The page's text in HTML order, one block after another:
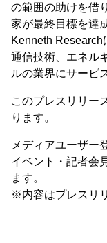
の範囲の助けを借
家が最終目標を達
Kenneth
通信技術、エネル
ルの業界にサービ
このプレスリリー
ります。
メディアユーザー
イベント・記者会
ます。
※内容はプレスリ